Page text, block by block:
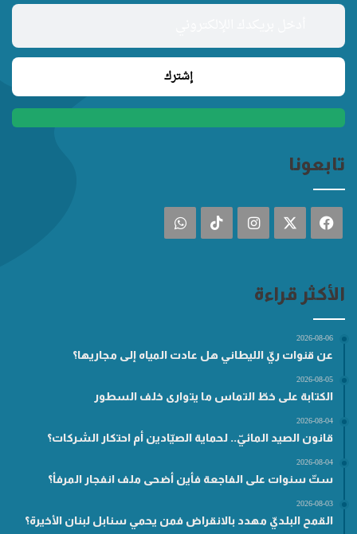
تابعونا
فيسبوك انستقرام ‫TikTokواتساب
الأكثر قراءة
2026-08-06
عن قنوات ريّ الليطاني هل عادت المياه إلى مجاريها؟
2026-08-05
الكتابة على خطّ التماس ما يتوارى خلف السطور
2026-08-04
قانون الصيد المائيّ.. لحماية الصيّادين أم احتكار الشركات؟
2026-08-04
ستّ سنوات على الفاجعة فأين أضحى ملف انفجار المرفأ؟
2026-08-03
القمح البلديّ مهدد بالانقراض فمن يحمي سنابل لبنان الأخيرة؟